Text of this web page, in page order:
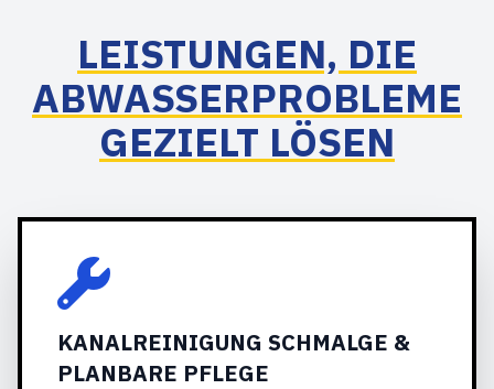
LEISTUNGEN, DIE
ABWASSERPROBLEME
GEZIELT LÖSEN
KANALREINIGUNG SCHMALGE &
PLANBARE PFLEGE